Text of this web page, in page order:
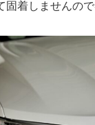
固着しませんので